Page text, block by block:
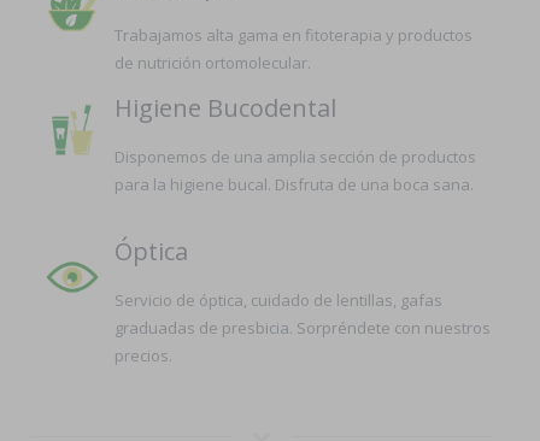
Trabajamos alta gama en fitoterapia y productos
de nutrición ortomolecular.
Higiene Bucodental
Disponemos de una amplia sección de productos
para la higiene bucal. Disfruta de una boca sana.
Óptica
Servicio de óptica, cuidado de lentillas, gafas
graduadas de presbicia. Sorpréndete con nuestros
precios.